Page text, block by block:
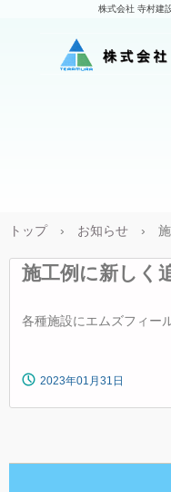
株式会社 寺村建
香川
トップ › お知らせ ›
施工例に新しく
各種施設にエムズフィー
2023年01月31日